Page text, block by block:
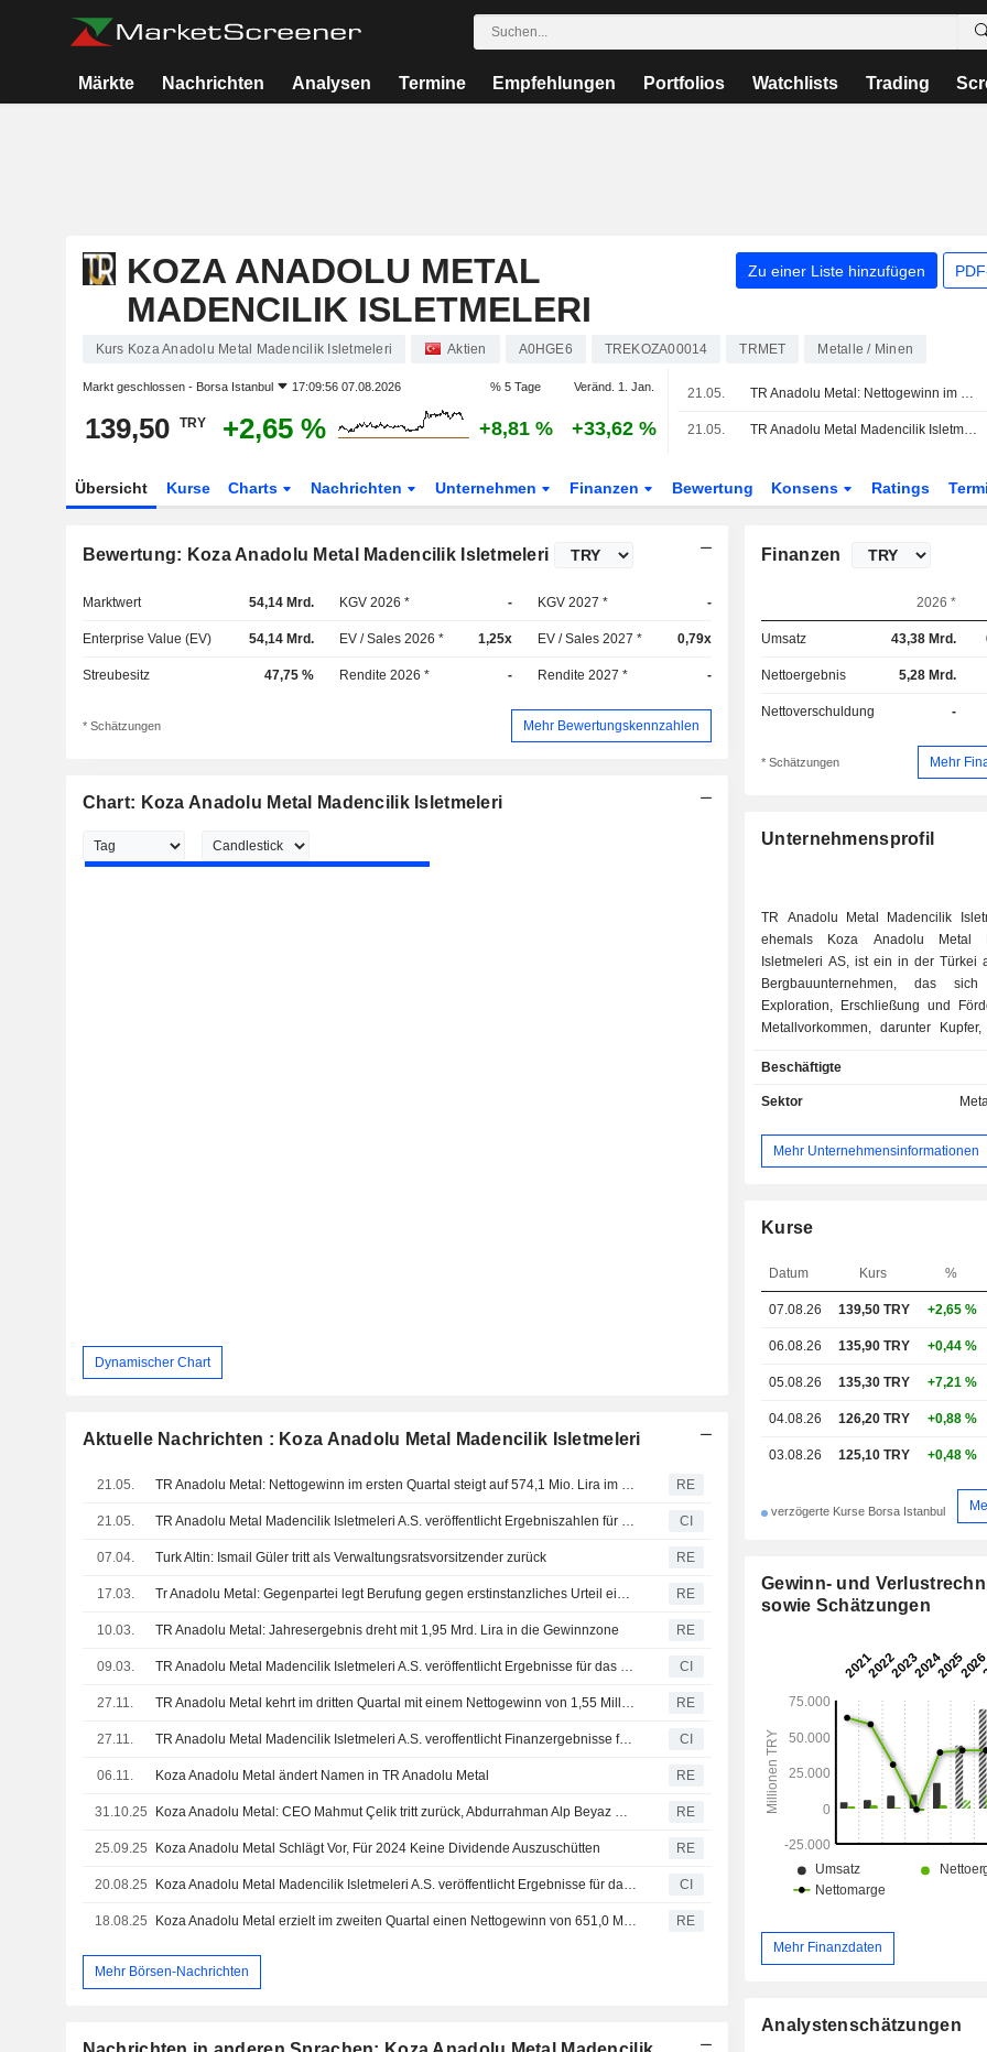
Märkte Nachrichten Analysen Termine Empfehlungen Portfolios Watchlists Trading
KOZA ANADOLU METAL
MADENCILIK ISLETMELERI
Zu einer Liste hinzufügen
Kurs Koza Anadolu Metal Madencilik Isletmeleri Aktien A0HGE6 TREKOZA00014 TRMET Metalle / Minen
Markt geschlossen - Borsa Istanbul 17:09:56 07.08.2026 % 5 Tage Veränd. 1. Jan.
139,50 TRY +2,65 % +8,81 % +33,62 %
21.05. TR Anadolu Metal: Nettogewinn im ersten Quartal steigt auf 574,1 Mio. Lira im Jahresvergleich
21.05. TR Anadolu Metal Madencilik Isletmeleri A.S. veröffentlicht Ergebniszahlen für das erste Quartal zum 31. März 2026
Übersicht Kurse Charts Nachrichten Unternehmen Finanzen Bewertung Konsens Ratings
Bewertung: Koza Anadolu Metal Madencilik Isletmeleri
Marktwert 54,14 Mrd. KGV 2026 * - KGV 2027 * -
Enterprise Value (EV) 54,14 Mrd. EV / Sales 2026 * 1,25x EV / Sales 2027 * 0,79x
Streubesitz 47,75 % Rendite 2026 * - Rendite 2027 * -
* Schätzungen Mehr Bewertungskennzahlen
Chart: Koza Anadolu Metal Madencilik Isletmeleri
Dynamischer Chart
Aktuelle Nachrichten : Koza Anadolu Metal Madencilik Isletmeleri
21.05. TR Anadolu Metal: Nettogewinn im ersten Quartal steigt auf 574,1 Mio. Lira im Jahresvergleich RE
21.05. TR Anadolu Metal Madencilik Isletmeleri A.S. veröffentlicht Ergebniszahlen für das erste Quartal zum 31. März 2026 CI
07.04. Turk Altin: Ismail Güler tritt als Verwaltungsratsvorsitzender zurück RE
17.03. Tr Anadolu Metal: Gegenpartei legt Berufung gegen erstinstanzliches Urteil ein, nachdem Klage zugunsten der Tochtergesellschaft abgewiesen wurde RE
10.03. TR Anadolu Metal: Jahresergebnis dreht mit 1,95 Mrd. Lira in die Gewinnzone RE
09.03. TR Anadolu Metal Madencilik Isletmeleri A.S. veröffentlicht Ergebnisse für das am 31. Dezember 2025 endende Geschäftsjahr CI
27.11. TR Anadolu Metal kehrt im dritten Quartal mit einem Nettogewinn von 1,55 Milliarden Lira in die Gewinnzone zurück RE
27.11. TR Anadolu Metal Madencilik Isletmeleri A.S. veroffentlicht Finanzergebnisse für das dritte Quartal und die ersten neun Monate bis zum 30. September 2025 CI
06.11. Koza Anadolu Metal ändert Namen in TR Anadolu Metal RE
31.10.25 Koza Anadolu Metal: CEO Mahmut Çelik tritt zurück, Abdurrahman Alp Beyaz wird neuer CEO RE
25.09.25 Koza Anadolu Metal Schlägt Vor, Für 2024 Keine Dividende Auszuschütten RE
20.08.25 Koza Anadolu Metal Madencilik Isletmeleri A.S. veröffentlicht Ergebnisse für das zweite Quartal und das Halbjahr zum 30. Juni 2025 CI
18.08.25 Koza Anadolu Metal erzielt im zweiten Quartal einen Nettogewinn von 651,0 Millionen Lira RE
Mehr Börsen-Nachrichten
Finanzen
2026 *
Umsatz 43,38 Mrd.
Nettoergebnis 5,28 Mrd.
Nettoverschuldung -
* Schätzungen Mehr
Unternehmensprofil
TR Anadolu Metal Madencilik
ehemals Koza Anadolu Metal
Isletmeleri AS, ist ein in der Türkei
Bergbauunternehmen, das
Exploration, Erschließung und
Metallvorkommen, darunter
ist in drei Segmente unterteilt:
Sonstiges und
in der gesamten Türkei, darunter in
Nigde, Giresun und Batman.
tektonischen Karten und
Magnetfeldmessungen,
elektromagnetische
Lufttransport, Tourismus und
Beschäftigte
Sektor
Mehr Unternehmensinformationen
Kurse
Datum Kurs %
07.08.26 139,50 TRY +2,65 %
06.08.26 135,90 TRY +0,44 %
05.08.26 135,30 TRY +7,21 %
04.08.26 126,20 TRY +0,88 %
03.08.26 125,10 TRY +0,48 %
verzögerte Kurse Borsa Istanbul
Gewinn- und
sowie Schätzungen
Mehr Finanzdaten
Analystenschätzungen